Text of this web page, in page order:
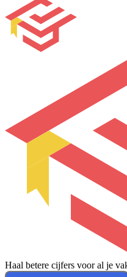
Haal betere cijfers voor al je